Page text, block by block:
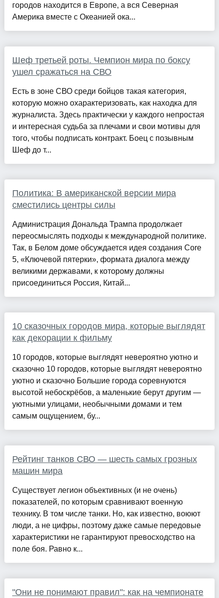
городов находится в Европе, а вся Северная
Америка вместе с Океанией ока...
Шеф третьей роты. Чемпион мира по боксу
ушел сражаться на СВО
Есть в зоне СВО среди бойцов такая категория,
которую можно охарактеризовать, как находка для
журналиста. Здесь практически у каждого непростая
и интересная судьба за плечами и свои мотивы для
того, чтобы подписать контракт. Боец с позывным
Шеф до т...
Политика: В американской версии мира
сместились центры силы
Администрация Дональда Трампа продолжает
переосмыслять подходы к международной политике.
Так, в Белом доме обсуждается идея создания Core
5, «Ключевой пятерки», формата диалога между
великими державами, к которому должны
присоединиться Россия, Китай...
10 сказочных городов мира, которые выглядят
как декорации к фильму
10 городов, которые выглядят невероятно уютно и
сказочно 10 городов, которые выглядят невероятно
уютно и сказочно Большие города соревнуются
высотой небоскрёбов, а маленькие берут другим —
уютными улицами, необычными домами и тем
самым ощущением, бу...
Рейтинг танков СВО — шесть самых грозных
машин мира
Существует легион объективных (и не очень)
показателей, по которым сравнивают военную
технику. В том числе танки. Но, как известно, воюют
люди, а не цифры, поэтому даже самые передовые
характеристики не гарантируют превосходство на
поле боя. Равно к...
"Они не понимают правил": как на чемпионате